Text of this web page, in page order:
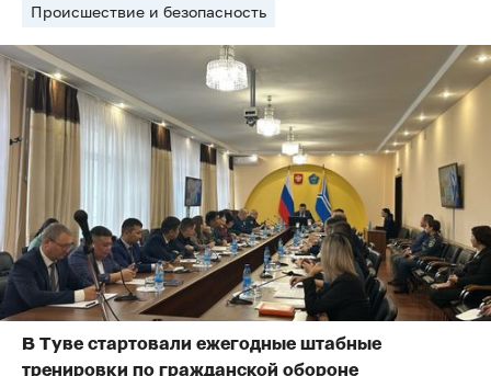
Происшествие и безопасность
В Туве стартовали ежегодные штабные
тренировки по гражданской обороне